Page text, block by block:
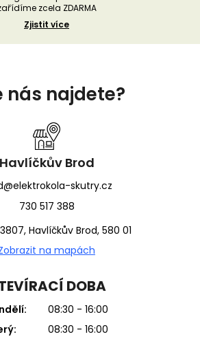
zcela ZDARMA
Zjistit více
nás najdete?
Havlíčkův Brod
skutry.cz
730 517 388
Havlíčkův Brod, 580 01
na mapách
DOBA
08:30 - 16:00
08:30 - 16:00